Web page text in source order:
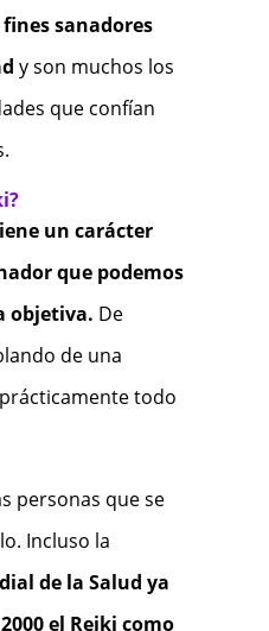
sanadores
y son muchos los
que confían
un carácter
que podemos
objetiva. De
de una
todo
personas que se
Incluso la
de la Salud ya
el Reiki como